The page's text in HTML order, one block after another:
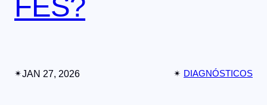
✴︎JAN 27, 2026 ✴︎ DIAGNÓSTICOS